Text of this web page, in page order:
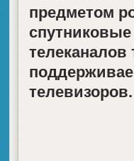
предметом
телевизоров.